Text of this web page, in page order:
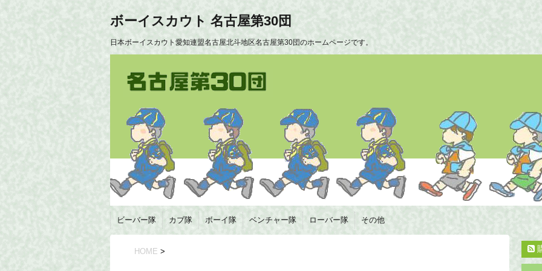
ボーイスカウト 名古屋第30団
日本ボーイスカウト愛知連盟名古屋北斗地区名古屋第30団のホームページです。
ビーバー隊 カブ隊 ボーイ隊 ベンチャー隊 ローバー隊 その他
HOME >